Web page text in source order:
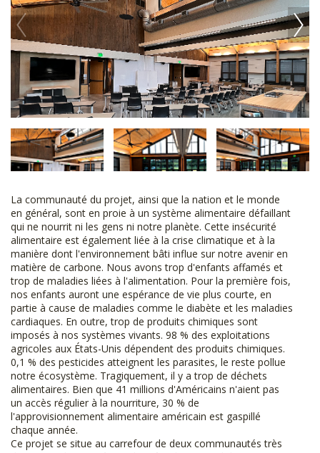
La communauté du projet, ainsi que la nation et le monde
en général, sont en proie à un système alimentaire défaillant
qui ne nourrit ni les gens ni notre planète. Cette insécurité
alimentaire est également liée à la crise climatique et à la
manière dont l'environnement bâti influe sur notre avenir en
matière de carbone. Nous avons trop d'enfants affamés et
trop de maladies liées à l'alimentation. Pour la première fois,
nos enfants auront une espérance de vie plus courte, en
partie à cause de maladies comme le diabète et les maladies
cardiaques. En outre, trop de produits chimiques sont
imposés à nos systèmes vivants. 98 % des exploitations
agricoles aux États-Unis dépendent des produits chimiques.
0,1 % des pesticides atteignent les parasites, le reste pollue
notre écosystème. Tragiquement, il y a trop de déchets
alimentaires. Bien que 41 millions d'Américains n'aient pas
un accès régulier à la nourriture, 30 % de
l'approvisionnement alimentaire américain est gaspillé
chaque année.
Ce projet se situe au carrefour de deux communautés très